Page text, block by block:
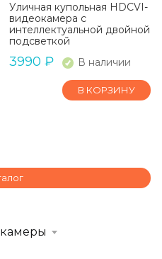
Уличная купольная HDCVI-
видеокамера с
интеллектуальной двойной
подсветкой
3990 ₽ В наличии
В КОРЗИНУ